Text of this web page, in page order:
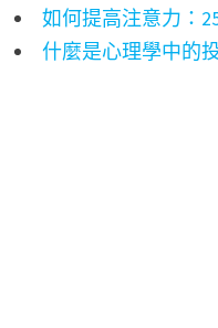
如何提高注意力：
什麼是心理學中的